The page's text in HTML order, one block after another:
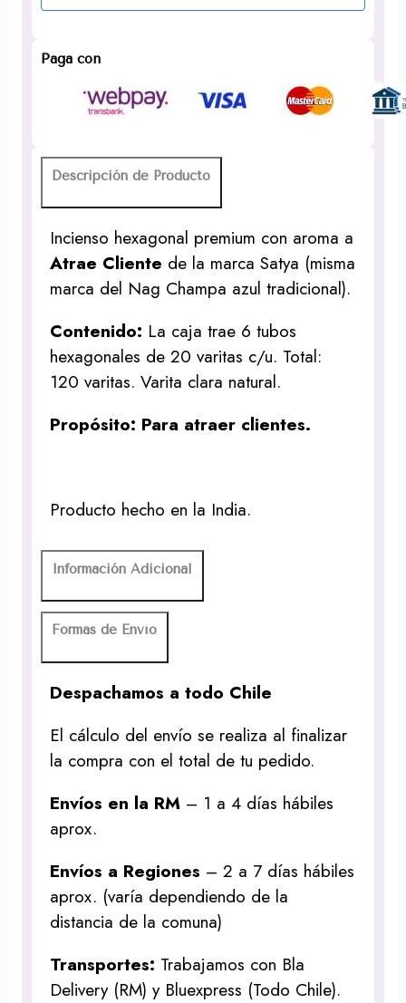
Paga con
Descripción de Producto
Incienso hexagonal premium con aroma a
Atrae Cliente de la marca Satya (misma
marca del Nag Champa azul tradicional).
Contenido: La caja trae 6 tubos
hexagonales de 20 varitas c/u. Total:
120 varitas. Varita clara natural.
Propósito: Para atraer clientes.
Producto hecho en la India.
Información Adicional
Formas de Envío
Despachamos a todo Chile
El cálculo del envío se realiza al finalizar
la compra con el total de tu pedido.
Envíos en la RM – 1 a 4 días hábiles
aprox.
Envíos a Regiones – 2 a 7 días hábiles
aprox. (varía dependiendo de la
distancia de la comuna)
Transportes: Trabajamos con Bla
Delivery (RM) y Bluexpress (Todo Chile).